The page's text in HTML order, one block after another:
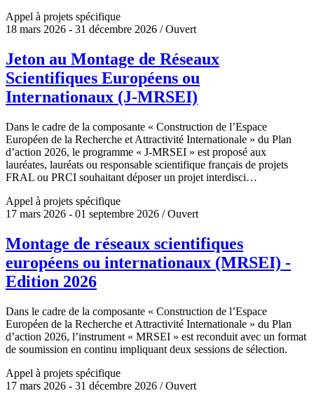
Appel à projets spécifique
18 mars 2026 - 31 décembre 2026 / Ouvert
Jeton au Montage de Réseaux
Scientifiques Européens ou
Internationaux (J-MRSEI)
Dans le cadre de la composante « Construction de l’Espace
Européen de la Recherche et Attractivité Internationale » du Plan
d’action 2026, le programme « J-MRSEI » est proposé aux
lauréates, lauréats ou responsable scientifique français de projets
FRAL ou PRCI souhaitant déposer un projet interdisci…
Appel à projets spécifique
17 mars 2026 - 01 septembre 2026 / Ouvert
Montage de réseaux scientifiques
européens ou internationaux (MRSEI) -
Edition 2026
Dans le cadre de la composante « Construction de l’Espace
Européen de la Recherche et Attractivité Internationale » du Plan
d’action 2026, l’instrument « MRSEI » est reconduit avec un format
de soumission en continu impliquant deux sessions de sélection.
Appel à projets spécifique
17 mars 2026 - 31 décembre 2026 / Ouvert